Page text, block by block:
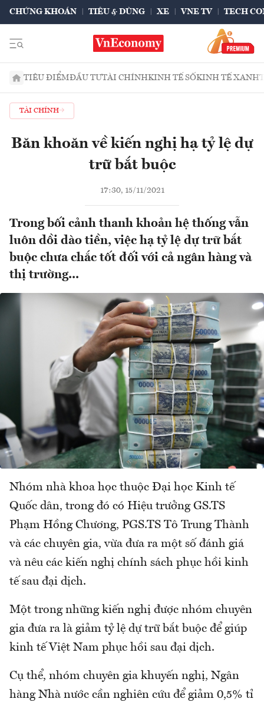
CHỨNG KHOÁN TIÊU & DÙNG XE VNE TV TECH
TIÊU ĐIỂMĐẦU TƯTÀI CHÍNHKINH TẾ SỐKINH TẾ XANH
TÀI CHÍNH
Băn khoăn về kiến nghị hạ tỷ lệ dự
trữ bắt buộc
17:30, 15/11/2021
Trong bối cảnh thanh khoản hệ thống vẫn
luôn dồi dào tiền, việc hạ tỷ lệ dự trữ bắt
buộc chưa chắc tốt đối với cả ngân hàng và
thị trường...
Nhóm nhà khoa học thuộc Đại học Kinh tế
Quốc dân, trong đó có Hiệu trưởng GS.TS
Phạm Hồng Chương, PGS.TS Tô Trung Thành
và các chuyên gia, vừa đưa ra một số đánh giá
và nêu các kiến nghị chính sách phục hồi kinh
tế sau đại dịch.
Một trong những kiến nghị được nhóm chuyên
gia đưa ra là giảm tỷ lệ dự trữ bắt buộc để giúp
kinh tế Việt Nam phục hồi sau đại dịch.
Cụ thể, nhóm chuyên gia khuyến nghị, Ngân
hàng Nhà nước cần nghiên cứu để giảm 0,5% tỉ